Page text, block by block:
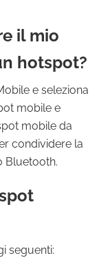
il mio
hotspot?
e seleziona
mobile e
mobile da
condividere la
Bluetooth.
seguenti: